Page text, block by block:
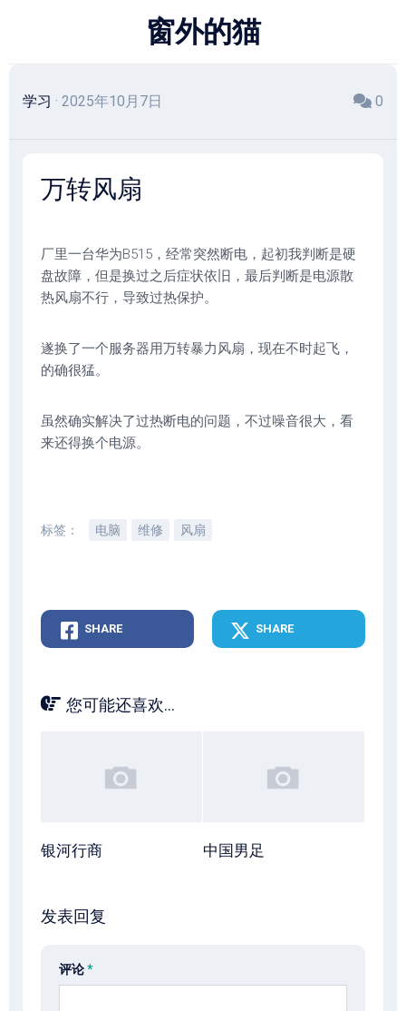
窗外的猫
学习 · 2025年10月7日 0
万转风扇
厂里一台华为B515， 经常突然断电，起初我判断是硬
盘故障，但是换过之后症状依旧，最后判断是电源散
热风扇不行，导致过热保护。
遂换了一个服务器用万转暴力风扇，现在不时起飞，
的确很猛。
虽然确实解决了过热断电的问题，不过噪音很大，看
来还得换个电源。
标签： 电脑 维修 风扇
SHARE SHARE
您可能还喜欢...
银河行商 中国男足
发表回复
评论*